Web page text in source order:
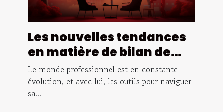
Les nouvelles tendances
en matière de bilan de
compétences à Bordeaux
Le monde professionnel est en constante
évolution, et avec lui, les outils pour naviguer
sa...